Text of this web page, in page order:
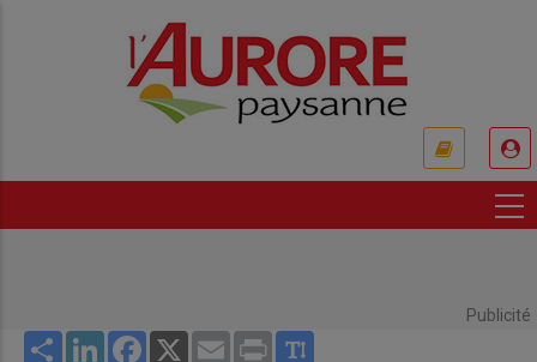
Publicité
Share LinkedInFacebook
X Email Print